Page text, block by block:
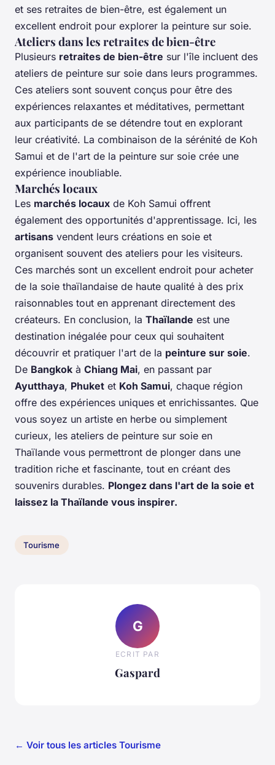
et ses retraites de bien-être, est également un
excellent endroit pour explorer la peinture sur soie.
Ateliers dans les retraites de bien-être
Plusieurs retraites de bien-être sur l'île incluent des
ateliers de peinture sur soie dans leurs programmes.
Ces ateliers sont souvent conçus pour être des
expériences relaxantes et méditatives, permettant
aux participants de se détendre tout en explorant
leur créativité. La combinaison de la sérénité de Koh
Samui et de l'art de la peinture sur soie crée une
expérience inoubliable.
Marchés locaux
Les marchés locaux de Koh Samui offrent
également des opportunités d'apprentissage. Ici, les
artisans vendent leurs créations en soie et
organisent souvent des ateliers pour les visiteurs.
Ces marchés sont un excellent endroit pour acheter
de la soie thaïlandaise de haute qualité à des prix
raisonnables tout en apprenant directement des
créateurs. En conclusion, la Thaïlande est une
destination inégalée pour ceux qui souhaitent
découvrir et pratiquer l'art de la peinture sur soie.
De Bangkok à Chiang Mai, en passant par
Ayutthaya, Phuket et Koh Samui, chaque région
offre des expériences uniques et enrichissantes. Que
vous soyez un artiste en herbe ou simplement
curieux, les ateliers de peinture sur soie en
Thaïlande vous permettront de plonger dans une
tradition riche et fascinante, tout en créant des
souvenirs durables. Plongez dans l'art de la soie et
laissez la Thaïlande vous inspirer.
Tourisme
G
ECRIT PAR
Gaspard
← Voir tous les articles Tourisme